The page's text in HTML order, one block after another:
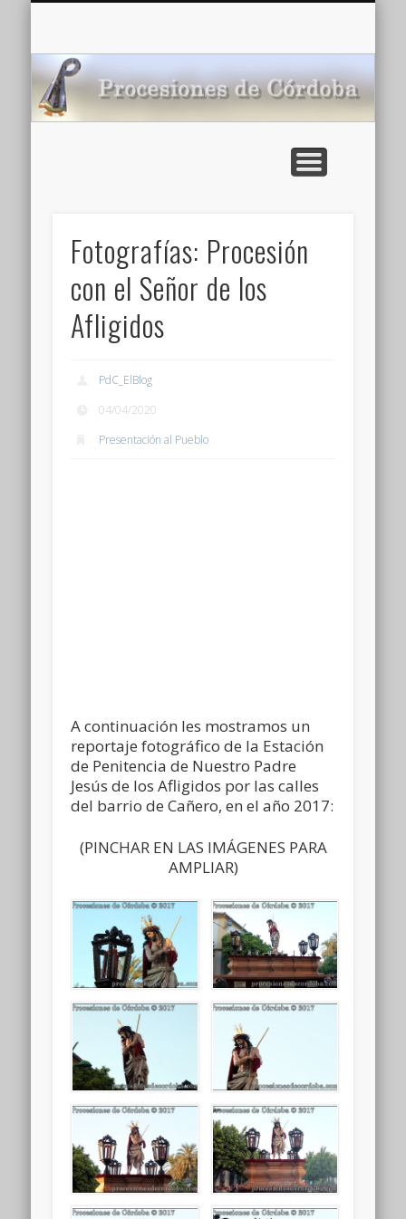
Fotografías: Procesión
con el Señor de los
Afligidos
PdC_ElBlog
04/04/2020
Presentación al Pueblo
A continuación les mostramos un
reportaje fotográfico de la Estación
de Penitencia de Nuestro Padre
Jesús de los Afligidos por las calles
del barrio de Cañero, en el año 2017:
(PINCHAR EN LAS IMÁGENES PARA
AMPLIAR)